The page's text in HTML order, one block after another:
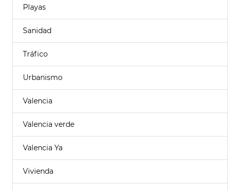
Playas
Sanidad
Tráfico
Urbanismo
Valencia
Valencia verde
Valencia Ya
Vivienda